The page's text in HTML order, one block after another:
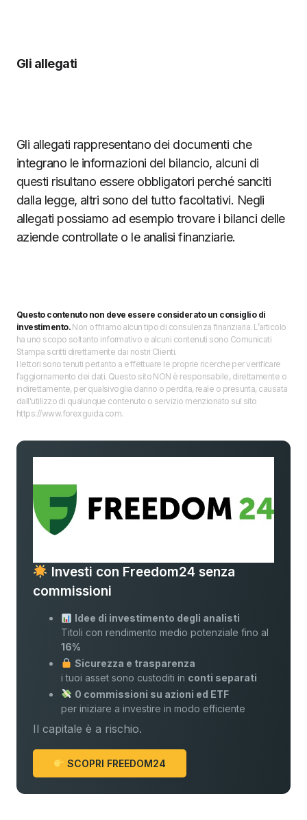
Gli allegati
Gli allegati rappresentano dei documenti che
integrano le informazioni del bilancio, alcuni di
questi risultano essere obbligatori perché sanciti
dalla legge, altri sono del tutto facoltativi. Negli
allegati possiamo ad esempio trovare i bilanci delle
aziende controllate o le analisi finanziarie.
Questo contenuto non deve essere considerato un consiglio di
investimento.Non offriamo alcun tipo di consulenza finanziaria. L’articolo
ha uno scopo soltanto informativo e alcuni contenuti sono Comunicati
Stampa scritti direttamente dai nostri Clienti.
I lettori sono tenuti pertanto a effettuare le proprie ricerche per verificare
l’aggiornamento dei dati. Questo sito NON è responsabile, direttamente o
indirettamente, per qualsivoglia danno o perdita, reale o presunta, causata
dall'utilizzo di qualunque contenuto o servizio menzionato sul sito
https://www.forexguida.com.
Investi con Freedom24 senza
commissioni
Idee di investimento degli analisti
Titoli con rendimento medio potenziale fino al
16%
Sicurezza e trasparenza
i tuoi asset sono custoditi in conti separati
0 commissioni su azioni ed ETF
per iniziare a investire in modo efficiente
Il capitale è a rischio.
SCOPRI FREEDOM24